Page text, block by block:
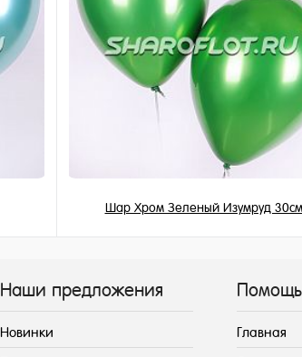
Шар Хром Зеленый Изумруд 30см
Наши предложения
Новинки
Главная